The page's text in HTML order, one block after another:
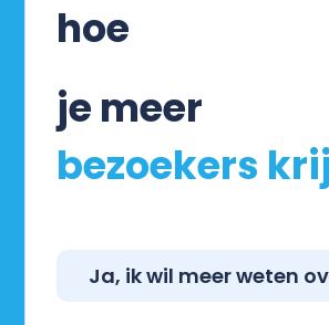
hoe
je meer
Ja, ik wil meer weten